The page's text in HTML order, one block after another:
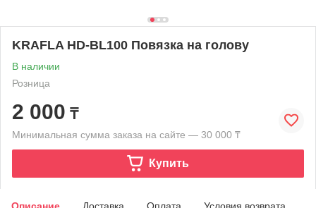
KRAFLA HD-BL100 Повязка на голову
В наличии
Розница
2 000 ₸
Минимальная сумма заказа на сайте — 30 000 ₸
Купить
Описание Доставка Оплата Условия возврата